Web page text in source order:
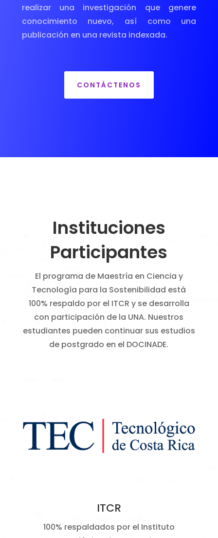
realizar una investigación que genere
conocimiento nuevo, así como una
publicación en una revista indexada.
CONTÁCTENOS
Instituciones
Participantes
El programa de Maestría en Ciencia y
Tecnología para la Sostenibilidad está
100% respaldo por el ITCR y se desarrolla
con participación de la UNA. Nuestros
estudiantes pueden continuar sus estudios
de postgrado en el DOCINADE.
ITCR
100% respaldados por el Instituto